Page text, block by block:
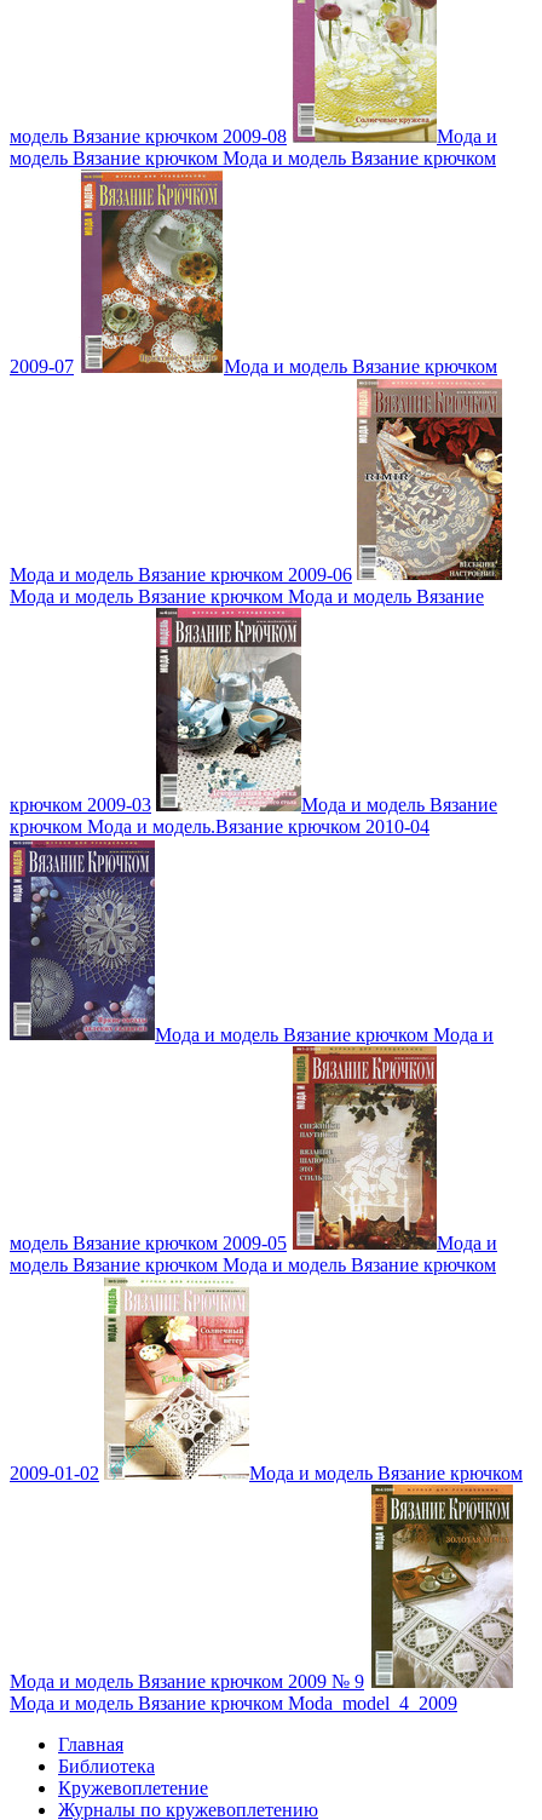
модель Вязание крючком 2009-08
Мода и
модель Вязание крючком Мода и модель Вязание крючком
2009-07 Мода и модель Вязание крючком
Мода и модель Вязание крючком 2009-06
Мода и модель Вязание крючком Мода и модель Вязание
крючком 2009-03
Мода и модель Вязание
крючком Мода и модель.Вязание крючком 2010-04
Мода и модель Вязание крючком Мода и
модель Вязание крючком 2009-05
Мода и
модель Вязание крючком Мода и модель Вязание крючком
2009-01-02 Мода и модель Вязание крючком
Мода и модель Вязание крючком 2009 № 9
Мода и модель Вязание крючком Moda_model_4_2009
Главная
Библиотека
Кружевоплетение
Журналы по кружевоплетению